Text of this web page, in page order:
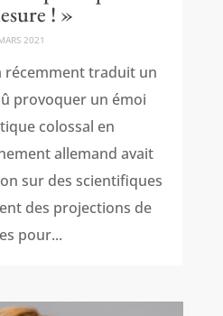
! »
2021
récemment traduit un
provoquer un émoi
colossal en
allemand avait
sur des scientifiques
des projections de
pour...